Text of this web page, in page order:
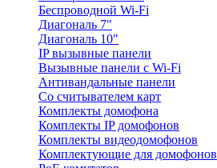
Беспроводной Wi-Fi
Диагональ 7"
Диагональ 10"
IP вызывные панели
Вызывные панели с Wi-Fi
Антивандальные панели
Со считывателем карт
Комплекты домофона
Комплекты IP домофонов
Комплекты видеодомофонов
Комплектующие для домофонов